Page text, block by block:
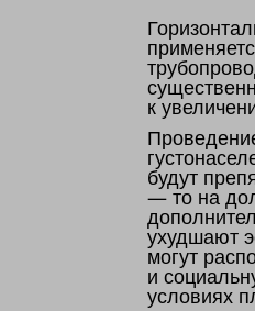
к
будут
— то на
ухудшают
могут
и
условиях